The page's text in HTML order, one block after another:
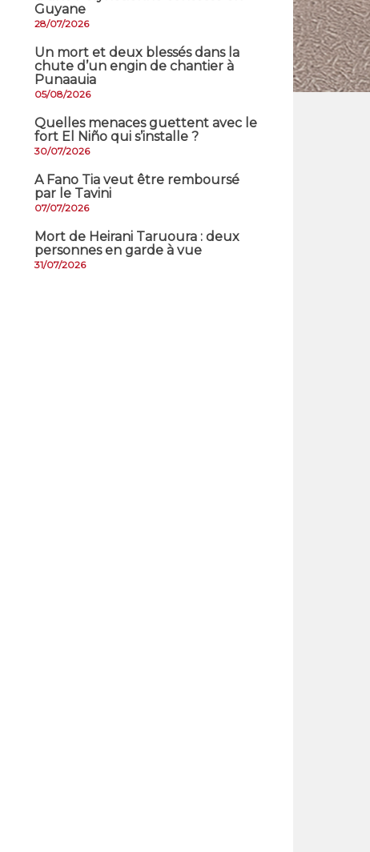
Guyane
28/07/2026
​Un mort et deux blessés dans la
chute d’un engin de chantier à
Punaauia
05/08/2026
Quelles menaces guettent avec le
fort El Niño qui s’installe ?
30/07/2026
A Fano Tia veut être remboursé
par le Tavini
07/07/2026
Mort de Heirani Taruoura : deux
personnes en garde à vue
31/07/2026